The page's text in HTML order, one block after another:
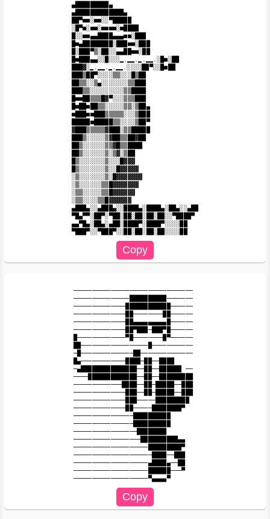
▄█████████▄
▄█████████████▄
██▀■■░■■░░▀█████
░█▀■░■■░■■■■░■████
█░░■■▄▄████▄▄▄■■░███
█■▄████████░███■■░███
█░███▀▒░██░░▄▄██■■░██
█■███▄▄░░█░░░̳.̳̳.̳.̳̳.░█■░██
███▓░̳.̳̳.̳.̳̳.░░░░██▀░░█■██
███▒██▀░░░░▒▒░░░█▒██
██▒▒░░▒▄░░░░░░░▒▒███
███▒▒░░░░░░░░░▒▒████
█■■██▒▒▒█▓▀░░░▒▒▒███
█■██■██▒▒░░░░░▒▒░▒██▄
■███■■███▒▒▒▒▒░░░▒███
█████■█████▒▒░░░░▒██▀
▓███▒▒▒▒▒▓███░▒▒█████
███▒░░░░░▒▓██▒▒██▓██
██▒░░░░░░▒▒▓█▒▒████
██▒░░░░░░▒░▒▓░▒██
█▒░░░░░░░▒░░░█▓▓▓
█▒░░░░░░░▒░░█▓▓▓▓▓
░▒░░░░░░░▒░█▓▓▓▓▓▓▓
░▒░░░░░░▒▒█▓▓▓▓▓▓▓
░▒▒░░░░░▒▒█▓▓▓▓▓▓
░▒▒░░░░▒▒█▓▓▓▓▓▓
▄███▄░░▄███▄░░████▄░████▄░██▄░░▄██
▀█▄▀▀░██▀░▀██░██░██░██░██░░▀████▀
▄▄▀█▄░██▄░▄██░████▀░████▀░░░░██
────────────────────────────────
───────────────██████████───────
──────────────████████████──────
──────────────██────────██──────
──────────────██▄▄▄▄▄▄▄▄▄█──────
──────────────██▀███─███▀█──────
█─────────────▀█────────█▀──────
██──────────────────█───────────
─█──────────────██──────────────
█▄────────────████─██──████
─▄███████████████──██──██████ ──
────█████████████──██──█████████
─────────────████──██─█████──███
──────────────███──██─█████──███
──────────────███─────█████████
──────────────██─────████████▀
────────────────██████████
────────────────██████████
─────────────────████████
──────────────────██████████▄▄
────────────────────█████████▀
─────────────────────████──███
────────────────────▄████▄──██
────────────────────██████───▀
────────────────────▀▄▄▄▄▀